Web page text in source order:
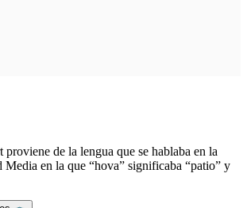
de la lengua que se hablaba en la
Media en la que “hova” significaba “patio” y